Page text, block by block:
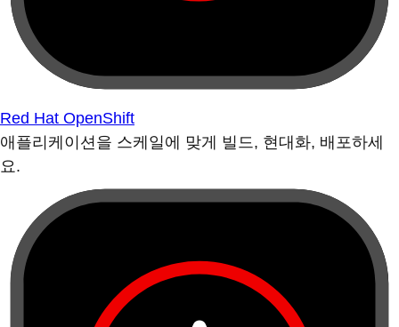
Red Hat OpenShift
애플리케이션을 스케일에 맞게 빌드, 현대화, 배포하세
요.